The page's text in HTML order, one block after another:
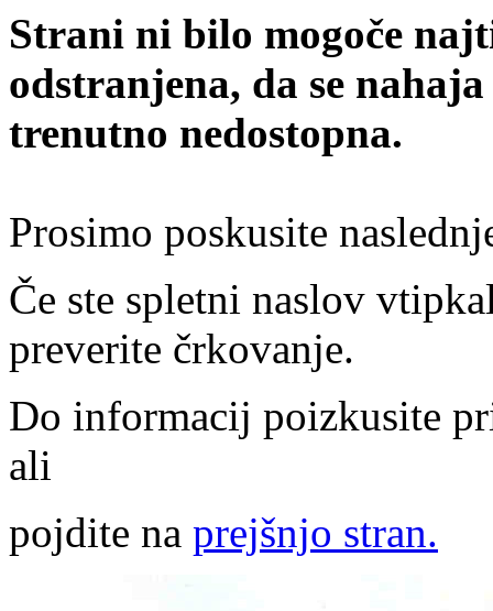
Strani ni bilo mogoče
odstranjena, da se
trenutno nedostopna.
Prosimo poskusite
Če ste spletni naslov
preverite črkovanje.
Do informacij poizkusite
ali
pojdite na prejšnjo stran.